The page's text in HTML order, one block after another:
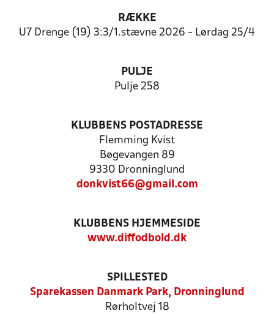
RÆKKE
U7 Drenge (19) 3:3/1.stævne 2026 - Lørdag 25/4
PULJE
Pulje 258
KLUBBENS POSTADRESSE
Flemming Kvist
Bøgevangen 89
9330 Dronninglund
donkvist66@gmail.com
KLUBBENS HJEMMESIDE
www.diffodbold.dk
SPILLESTED
Sparekassen Danmark Park, Dronninglund
Rørholtvej 18